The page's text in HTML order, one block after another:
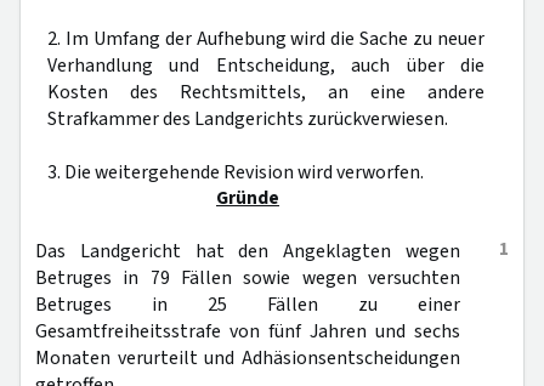
2. Im Umfang der Aufhebung wird die Sache zu neuer
Verhandlung und Entscheidung, auch über die
Kosten des Rechtsmittels, an eine andere
Strafkammer des Landgerichts zurückverwiesen.
3. Die weitergehende Revision wird verworfen.
Gründe
1
Das Landgericht hat den Angeklagten wegen
Betruges in 79 Fällen sowie wegen versuchten
Betruges in 25 Fällen zu einer
Gesamtfreiheitsstrafe von fünf Jahren und sechs
Monaten verurteilt und Adhäsionsentscheidungen